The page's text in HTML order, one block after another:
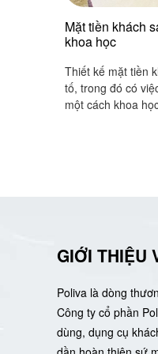
Mặt tiền khách
khoa học
Thiết kế mặt tiền
tố, trong đó có
một cách khoa
GIỚI THIỆU
Poliva là dòng
Công ty cổ phần
dùng, dụng cụ